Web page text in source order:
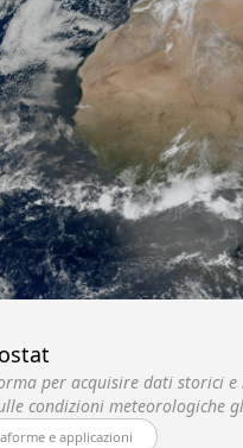
per acquisire dati storici e
condizioni meteorologiche
e applicazioni